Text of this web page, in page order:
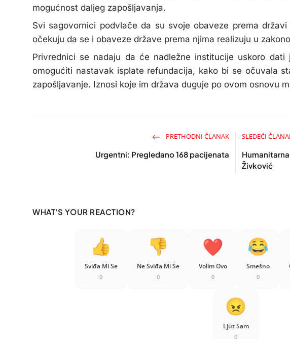
mogućnost daljeg zapošljavanja.
Svi sagovornici podvlače da su svoje obaveze prema
očekuju da se i obaveze države prema njima realizuju u
Privrednici se nadaju da će nadležne institucije uskoro dati
omogućiti nastavak isplate refundacija, kako bi se očuvala
zapošljavanje. Iznosi koje im država duguje po ovom osnovu
PRETHODNI ČLANAK
Urgentni: Pregledano 168 pacijenata
SLEDEĆI
Živković
WHAT'S YOUR REACTION?
Sviđa Mi Se
0
Ne Sviđa Mi Se
0
Volim Ovo
0
Smešno
0
Ljut Sam
0